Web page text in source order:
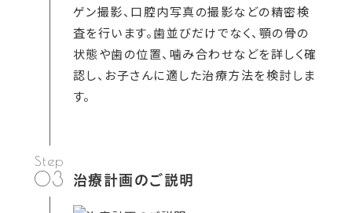
ゲン撮影、口腔内写真の撮影などの精密検
査を行います。歯並びだけでなく、顎の骨の
状態や歯の位置、噛み合わせなどを詳しく確
認し、お子さんに適した治療方法を検討しま
す。
03 治療計画のご説明